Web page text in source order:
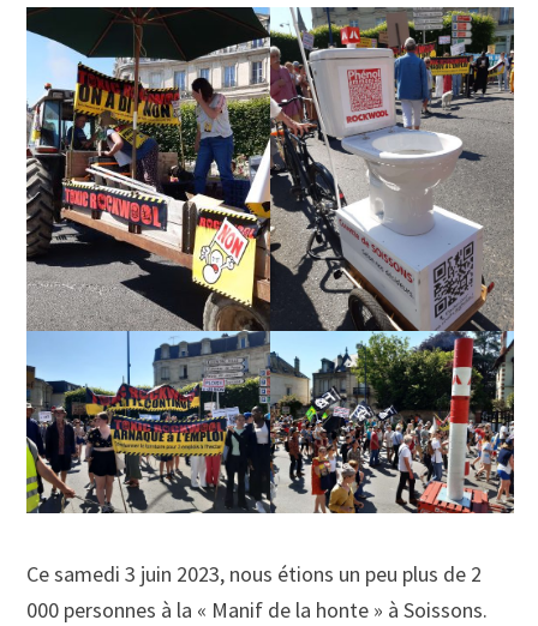
Ce samedi 3 juin 2023, nous étions un peu plus de 2
000 personnes à la « Manif de la honte » à Soissons.